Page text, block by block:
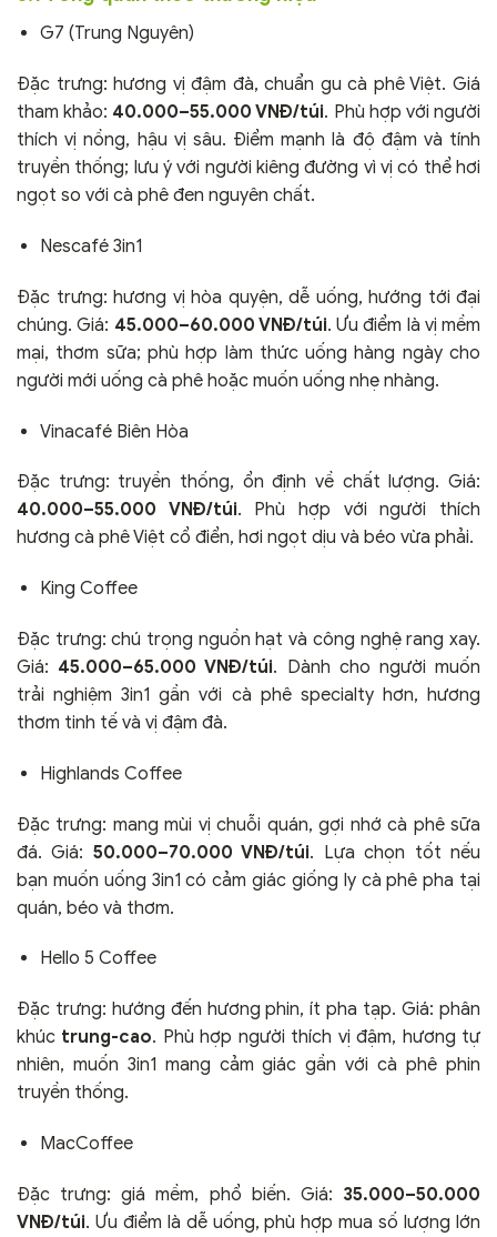
G7 (Trung Nguyên)
Đặc trưng: hương vị đậm đà, chuẩn gu cà phê Việt. Giá
tham khảo: 40.000–55.000 VNĐ/túi. Phù hợp với người
thích vị nồng, hậu vị sâu. Điểm mạnh là độ đậm và tính
truyền thống; lưu ý với người kiêng đường vì vị có thể hơi
ngọt so với cà phê đen nguyên chất.
Nescafé 3in1
Đặc trưng: hương vị hòa quyện, dễ uống, hướng tới đại
chúng. Giá: 45.000–60.000 VNĐ/túi. Ưu điểm là vị mềm
mại, thơm sữa; phù hợp làm thức uống hàng ngày cho
người mới uống cà phê hoặc muốn uống nhẹ nhàng.
Vinacafé Biên Hòa
Đặc trưng: truyền thống, ổn định về chất lượng. Giá:
40.000–55.000 VNĐ/túi. Phù hợp với người thích
hương cà phê Việt cổ điển, hơi ngọt dịu và béo vừa phải.
King Coffee
Đặc trưng: chú trọng nguồn hạt và công nghệ rang xay.
Giá: 45.000–65.000 VNĐ/túi. Dành cho người muốn
trải nghiệm 3in1 gần với cà phê specialty hơn, hương
thơm tinh tế và vị đậm đà.
Highlands Coffee
Đặc trưng: mang mùi vị chuỗi quán, gợi nhớ cà phê sữa
đá. Giá: 50.000–70.000 VNĐ/túi. Lựa chọn tốt nếu
bạn muốn uống 3in1 có cảm giác giống ly cà phê pha tại
quán, béo và thơm.
Hello 5 Coffee
Đặc trưng: hướng đến hương phin, ít pha tạp. Giá: phân
khúc trung-cao. Phù hợp người thích vị đậm, hương tự
nhiên, muốn 3in1 mang cảm giác gần với cà phê phin
truyền thống.
MacCoffee
Đặc trưng: giá mềm, phổ biến. Giá: 35.000–50.000
VNĐ/túi. Ưu điểm là dễ uống, phù hợp mua số lượng lớn